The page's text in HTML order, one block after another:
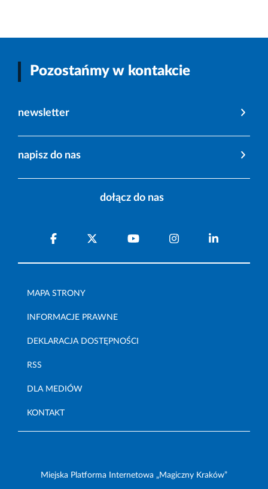
Pozostańmy w kontakcie
newsletter
napisz do nas
dołącz do nas
MAPA STRONY
INFORMACJE PRAWNE
DEKLARACJA DOSTĘPNOŚCI
RSS
DLA MEDIÓW
KONTAKT
Miejska Platforma Internetowa „Magiczny Kraków”